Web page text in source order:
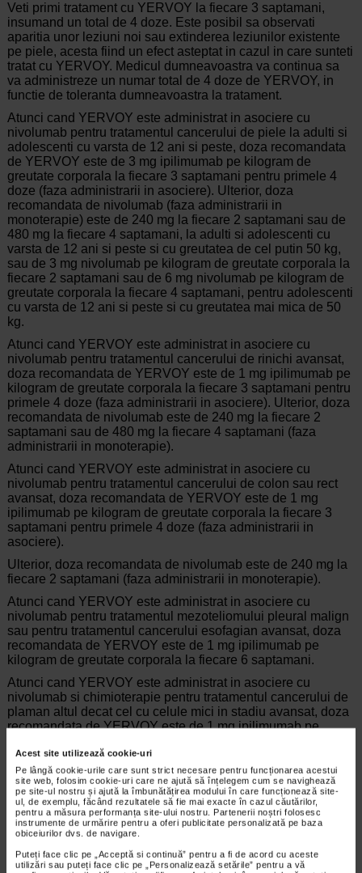
Acest site utilizează cookie-uri
Pe lângă cookie-urile care sunt strict necesare pentru funcționarea acestui
site web, folosim cookie-uri care ne ajută să înțelegem cum se navighează
pe site-ul nostru și ajută la îmbunătățirea modului în care funcționează site-
ul, de exemplu, făcând rezultatele să fie mai exacte în cazul căutărilor,
pentru a măsura performanța site-ului nostru. Partenerii noștri folosesc
instrumente de urmărire pentru a oferi publicitate personalizată pe baza
obiceiurilor dvs. de navigare.
Puteți face clic pe „Acceptă si continuă” pentru a fi de acord cu aceste
utilizări sau puteți face clic pe „Personalizează setările” pentru a vă
Veti primi tratament cu YERVOY la fiecare 3 saptamani,
insumand un total de 4 doze. Este posibil sa observati
aparitia unor leziuni noi sau extinderea leziunilor existente
pe piele, acesta fiind un efect asteptat in cazul in care sunteti
tratat cu YERVOY. Medicul dumneavoastra va continua sa
va administreze un numar total de 4 doze de YERVOY, in
functie de toleranta dumneavoastra la tratament.
Atunci cand YERVOY este administrat in asociere cu
nivolumab pentru tratamentul cancerului de piele la adulti si
adolescenti cu varsta de 12 ani si peste, doza recomandata
de YERVOY este de 3 mg ipilimumab pe kilogram de
greutate corporala la fiecare 3 saptamani pentru primele 4
doze (faza administrarii in asociere). Ulterior, doza
recomandata de nivolumab (faza administrarii in
monoterapie) este de 240 mg la fiecare 2 saptamani sau de
480 mg la fiecare 4 saptamani, la adulti si adolescenti cu
varsta de 12 ani si peste si cu greutatea de cel putin 50 kg,
sau de 3 mg nivolumab pe kilogram de greutate corporala la
fiecare 2 saptamani sau de 6 mg nivolumab pe kilogram de
greutate corporala la fiecare 4 saptamani, pentru adolescenti
cu varsta de 12 ani si peste si cu greutatea mai mica de 50
kg.
Atunci cand YERVOY este administrat in asociere cu
nivolumab pentru tratamentul cancerului de rinichi avansat,
doza recomandata de YERVOY este de 1 mg ipilimumab pe
kilogram de greutate corporala la fiecare 3 saptamani pentru
primele 4 doze (faza administrarii in asociere). Ulterior, doza
recomandata de nivolumab este de 240 mg la fiecare 2
saptamani sau de 480 mg la fiecare 4 saptamani (faza
administrarii in monoterapie).
Atunci cand YERVOY este administrat in asociere cu
nivolumab pentru tratamentul cancerului de colon sau rect
avansat, doza recomandata de YERVOY este de 1 mg
ipilimumab pe kilogram de greutate corporala la fiecare 3
saptamani pentru primele 4 doze (faza administrarii in
asociere).
Ulterior, doza recomandata de nivolumab este de 240 mg la
fiecare 2 saptamani (faza administrarii in monoterapie).
Atunci cand YERVOY este administrat in asociere cu
nivolumab pentru tratamentul mezoteliomului pleural malign
sau pentru tratamentul cancerului esofagian avansat, doza
recomandata de YERVOY este de 1 mg ipilimumab pe
kilogram de greutate corporala la fiecare 6 saptamani.
Atunci cand YERVOY este administrat in asociere cu
nivolumab si chimioterapie pentru tratamentul cancerului de
plaman altul decat cel cu celule mici in stadiu avansat, doza
recomandata de YERVOY este de 1 mg ipilimumab pe
perfuzie cu durata de 30 minute, la fiecare 6 saptamani.
Daca uitati de administrarea unei doze de YERVOY
Este foarte important sa va prezentati la toate programarile
stabilite pentru administrarea tratamentului cu YERVOY. In
cazul in care nu va prezentati la una dintre programari,
doza urmatoare.